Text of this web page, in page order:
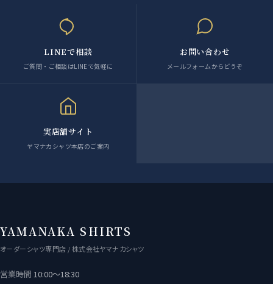
LINEで相談
ご質問・ご相談はLINEで気軽に
お問い合わせ
メールフォームからどうぞ
実店舗サイト
ヤマナカシャツ本店のご案内
YAMANAKA SHIRTS
オーダーシャツ専門店 / 株式会社ヤマナカシャツ
営業時間 10:00〜18:30